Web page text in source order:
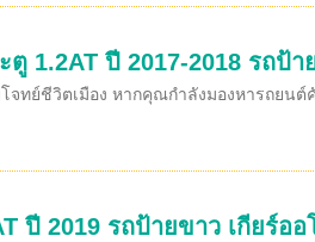
1.2AT ปี 2017-2018 รถป้า
โจทย์ชีวิตเมือง หากคุณกำลังมองหารถย
ปี 2019 รถป้ายขาว เกียร์ออ